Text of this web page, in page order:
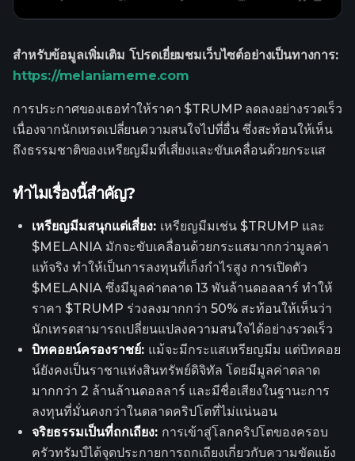
สำหรับข้อมูลเพิ่มเติม โปรดเยี่ยมชมเว็บไซต์อย่างเป็นทางการ:
https://melaniameme.com
การประกาศของเธอทำให้ราคา $TRUMP ลดลงอย่างรวดเร็ว
เนื่องจากนักเทรดเปลี่ยนความสนใจไปที่อื่น ซึ่งสะท้อนให้เห็น
ถึงธรรมชาติของเหรียญมีมที่เสี่ยงและขับเคลื่อนด้วยกระแส
ทำไมเรื่องนี้สำคัญ?
เหรียญมีมสนุกแต่เสี่ยง: เหรียญมีมเช่น $TRUMP และ
$MELANIA มักจะขับเคลื่อนด้วยกระแสมากกว่ามูลค่า
แท้จริง ทำให้เป็นการลงทุนที่เก็งกำไรสูง การเปิดตัว
$MELANIA ซึ่งมีมูลค่าตลาด 13 พันล้านดอลลาร์ ทำให้
ราคา $TRUMP ร่วงลงมากกว่า 50% สะท้อนให้เห็นว่า
นักเทรดสามารถเปลี่ยนแปลงความสนใจได้อย่างรวดเร็ว
บิทคอยน์ครองราชย์: แม้จะมีกระแสเหรียญมีม แต่บิทคอย
น์ยังคงเป็นราชาแห่งสินทรัพย์ดิจิทัล โดยมีมูลค่าตลาด
มากกว่า 2 ล้านล้านดอลลาร์ และมีชื่อเสียงในฐานะการ
ลงทุนที่มั่นคงกว่าในตลาดคริปโตที่ไม่แน่นอน
จริยธรรมเป็นที่ถกเถียง: การเข้าสู่โลกคริปโตของครอบ
ครัวทรัมป์ได้จุดประกายการถกเถียงเกี่ยวกับความขัดแย้ง